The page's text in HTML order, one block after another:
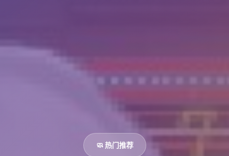
🧼 热门推荐